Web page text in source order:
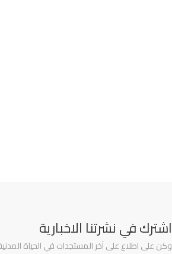
اشترك في نشرتنا الاخبارية
وكن على اطلاع على آخر المستجدات في الحياة